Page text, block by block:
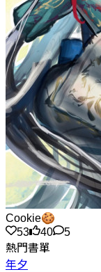
Cookie🍪
53
40
5
熱門書單
年夕